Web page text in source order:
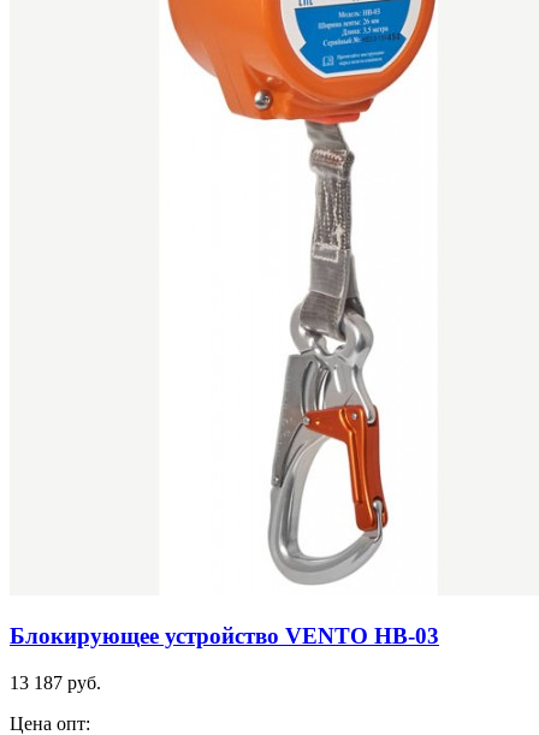
Блокирующее устройство VENTO НВ-03
13 187 руб.
Цена опт: